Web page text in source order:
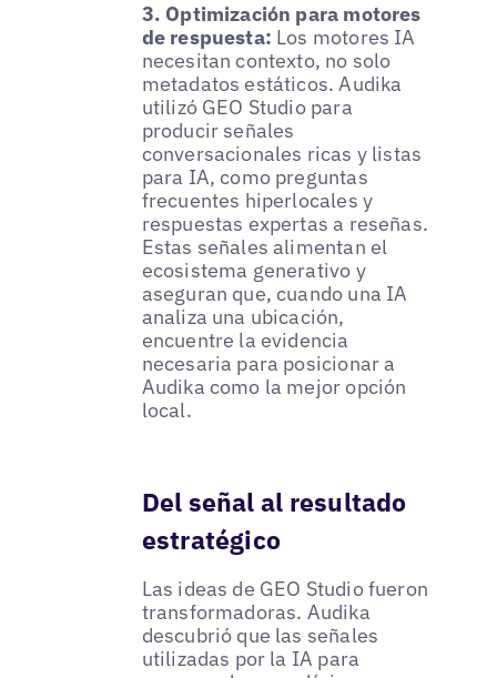
3. Optimización para motores
de respuesta: Los motores IA
necesitan contexto, no solo
metadatos estáticos. Audika
utilizó GEO Studio para
producir señales
conversacionales ricas y listas
para IA, como preguntas
frecuentes hiperlocales y
respuestas expertas a reseñas.
Estas señales alimentan el
ecosistema generativo y
aseguran que, cuando una IA
analiza una ubicación,
encuentre la evidencia
necesaria para posicionar a
Audika como la mejor opción
local.
Del señal al resultado
estratégico
Las ideas de GEO Studio fueron
transformadoras. Audika
descubrió que las señales
utilizadas por la IA para